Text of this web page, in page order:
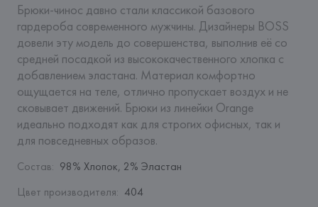
Брюки-чинос давно стали классикой базового
гардероба современного мужчины. Дизайнеры BOSS
довели эту модель до совершенства, выполнив её со
средней посадкой из высококачественного хлопка с
добавлением эластана. Материал комфортно
ощущается на теле, отлично пропускает воздух и не
сковывает движений. Брюки из линейки Orange
идеально подходят как для строгих офисных, так и
для повседневных образов.
Состав: 98% Хлопок, 2% Эластан
Цвет производителя: 404